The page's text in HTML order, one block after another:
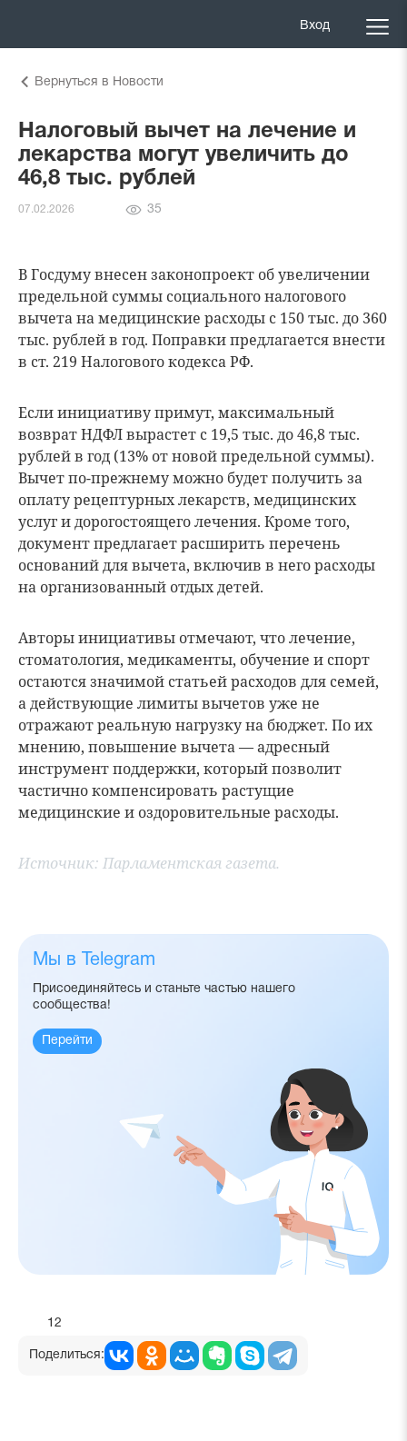
Вход
Вернуться в Новости
Налоговый вычет на лечение и
лекарства могут увеличить до
46,8 тыс. рублей
07.02.2026
Количество
35
В Госдуму внесен законопроект об увеличении
предельной суммы социального налогового
вычета на медицинские расходы с 150 тыс. до 360
тыс. рублей в год. Поправки предлагается внести
в ст. 219 Налогового кодекса РФ.
Если инициативу примут, максимальный
возврат НДФЛ вырастет с 19,5 тыс. до 46,8 тыс.
рублей в год (13% от новой предельной суммы).
Вычет по-прежнему можно будет получить за
оплату рецептурных лекарств, медицинских
услуг и дорогостоящего лечения. Кроме того,
документ предлагает расширить перечень
оснований для вычета, включив в него расходы
на организованный отдых детей.
Авторы инициативы отмечают, что лечение,
стоматология, медикаменты, обучение и спорт
остаются значимой статьей расходов для семей,
а действующие лимиты вычетов уже не
отражают реальную нагрузку на бюджет. По их
мнению, повышение вычета — адресный
инструмент поддержки, который позволит
частично компенсировать растущие
медицинские и оздоровительные расходы.
Источник: Парламентская газета.
Мы в Telegram
Присоединяйтесь и станьте частью нашего
сообщества!
Перейти
12
Поделиться: